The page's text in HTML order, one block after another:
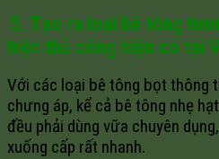
5. Tạo ra loại bê tông
trộn thủ công hiện có tại
Với các loại bê tông bọt thông
chưng áp, kể cả bê tông nhẹ
đều phải dùng vữa chuyên
xuống cấp rất nhanh.